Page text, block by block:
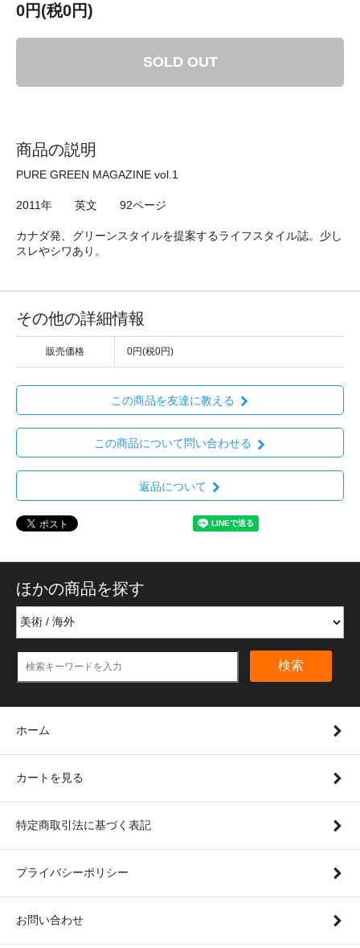
0円(税0円)
SOLD OUT
商品の説明
PURE GREEN MAGAZINE vol.1
2011年 英文 92ページ
カナダ発、グリーンスタイルを提案するライフスタイル誌。少し
スレやシワあり。
その他の詳細情報
販売価格 0円(税0円)
この商品を友達に教える
この商品について問い合わせる
返品について
ほかの商品を探す
検索
ホーム
カートを見る
特定商取引法に基づく表記
プライバシーポリシー
お問い合わせ